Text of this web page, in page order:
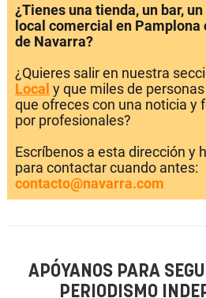
¿Tienes una tienda, un bar,
local comercial en Pamplona
de Navarra?
¿Quieres salir en nuestra
Local y que miles de
que ofreces con una noticia y
por profesionales?
Escríbenos a esta dirección y
para contactar cuando antes:
contacto@navarra.com
APÓYANOS PARA
PERIODISMO